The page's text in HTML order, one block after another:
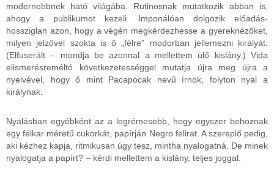
modernebbnek ható világába. Rutinosnak mutatkozik abban is,
ahogy a publikumot kezeli. Imponálóan dolgozik előadás-
hossziglan azon, hogy a végén megkérdezhesse a gyereknézőket,
milyen jelzővel szokta is ő „félre” modorban jellemezni királyát.
(Elfuserált – mondja be azonnal a mellettem ülő kislány.) Vida
elismerésreméltó következetességgel mutatja újra meg újra a
nyelvével, hogy ő mint Pacapocak nevű írnok, folyton nyal a
királynak.
Nyalásban egyébként az a legrémesebb, hogy egyszer behoznak
egy félkar méretű cukorkát, papírján Negro felirat. A szereplő pedig,
aki kézhez kapja, ritmikusan úgy tesz, mintha nyalogatná. De minek
nyalogatja a papírt? – kérdi mellettem a kislány, teljes joggal.